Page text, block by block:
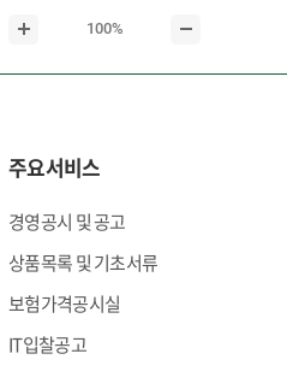
맵
본
문
현
기
100%
문
주요서비스
경영공시 및 공고
상품목록 및 기초서류
보험가격공시실
IT입찰공고